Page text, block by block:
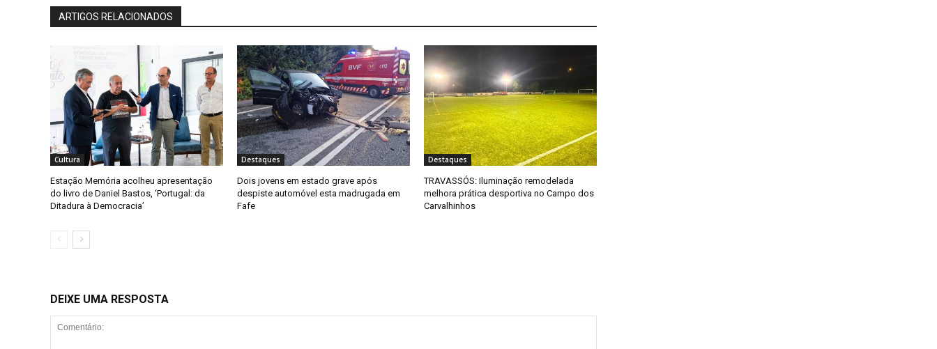
ARTIGOS RELACIONADOS
Cultura
Estação Memória acolheu apresentação
do livro de Daniel Bastos, ‘Portugal: da
Ditadura à Democracia’
Destaques
Dois jovens em estado grave após
despiste automóvel esta madrugada em
Fafe
Destaques
TRAVASSÓS: Iluminação remodelada
melhora prática desportiva no Campo dos
Carvalhinhos
DEIXE UMA RESPOSTA